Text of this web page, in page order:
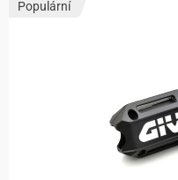
Populární